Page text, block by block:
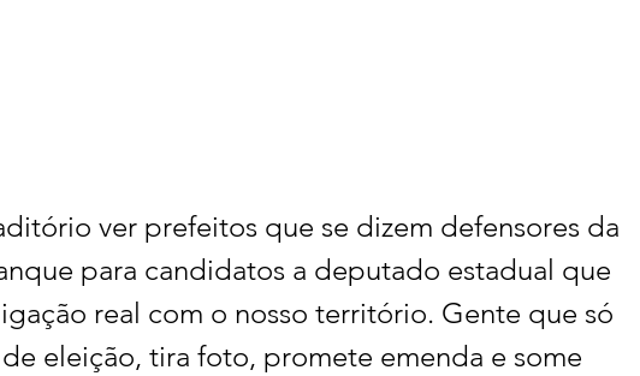
ver prefeitos que se dizem defensores da
para candidatos a deputado estadual que
real com o nosso território. Gente que só
eleição, tira foto, promete emenda e some